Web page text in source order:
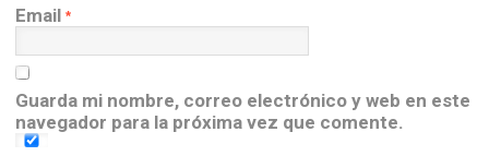
Email *
Guarda mi nombre, correo electrónico y web en este
navegador para la próxima vez que comente.